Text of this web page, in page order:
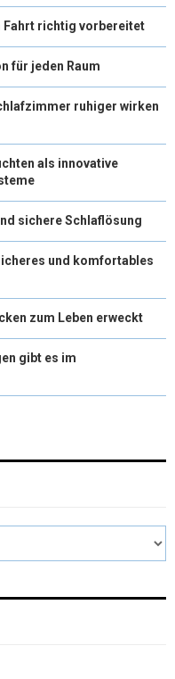
Fahrt richtig vorbereitet
für jeden Raum
ruhiger wirken
als innovative
sichere Schlaflösung
und komfortables
zum Leben erweckt
gibt es im